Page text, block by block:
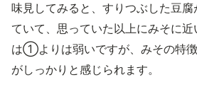
味見してみると、すりつぶした豆
ていて、思っていた以上にみそに
は①よりは弱いですが、みその特
がしっかりと感じられます。